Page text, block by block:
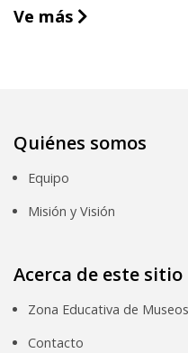
Ve más Centro
Quiénes somos
Equipo
Misión y Visión
Acerca de este sitio
Zona Educativa de Museos
Contacto